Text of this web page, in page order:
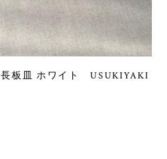
板皿 ホワイト USUKIYAKI